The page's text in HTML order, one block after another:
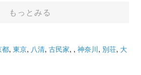
もっとみる
都, 東京, 八清, 古民家, , 神奈川, 別荘, 大